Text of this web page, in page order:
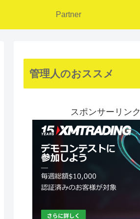
Partner
管理人のおススメ
スポンサーリンク